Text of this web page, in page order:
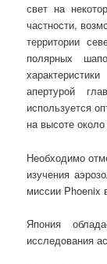
свет на
частности,
территории
полярных
апертурой
используется
на высоте
Необходимо
изучения
миссии Phoenix
Япония
исследования